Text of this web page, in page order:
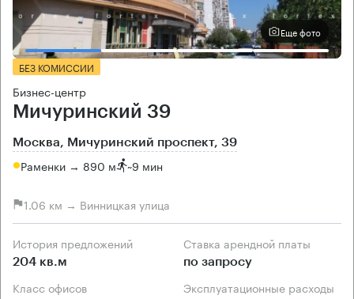
Еще фото
БЕЗ КОМИССИИ
Бизнес-центр
Мичуринский 39
Москва, Мичуринский проспект, 39
Раменки → 890 м ~9 мин
1.06 км → Винницкая улица
История предложений
204 кв.м
Ставка арендной платы
по запросу
Класс офисов Эксплуатационные расходы